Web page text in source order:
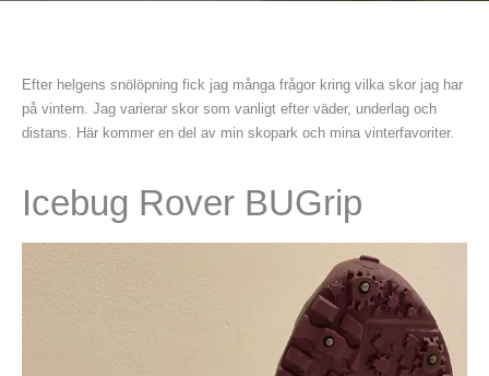
Efter helgens snölöpning fick jag många frågor kring vilka skor jag har
på vintern. Jag varierar skor som vanligt efter väder, underlag och
distans. Här kommer en del av min skopark och mina vinterfavoriter.
Icebug Rover BUGrip